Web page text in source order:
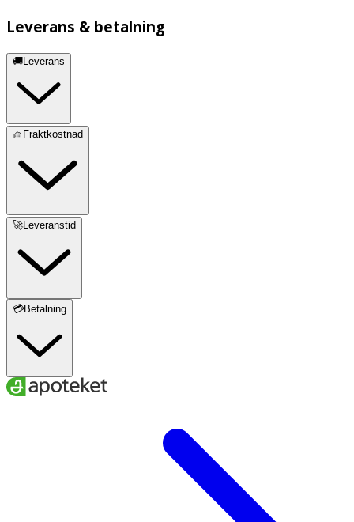
Leverans & betalning
🚚Leverans
🧺Fraktkostnad
🚀Leveranstid
💳Betalning